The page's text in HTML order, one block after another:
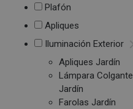
Plafón
Apliques
Iluminación Exterior
Apliques Jardín
Lámpara Colgante
Jardín
Farolas Jardín